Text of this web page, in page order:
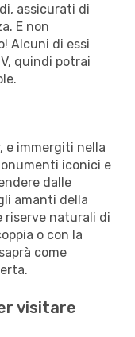
assicurati di
E non
Alcuni di essi
quindi potrai
e immergiti nella
iconici e
dalle
amanti della
riserve naturali di
o con la
come
visitare